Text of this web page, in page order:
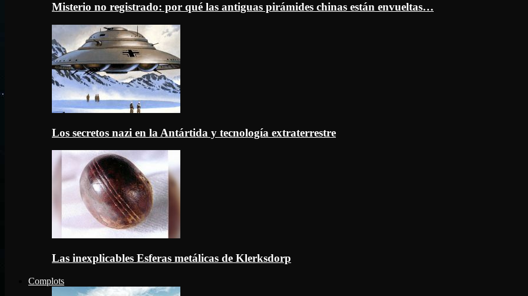
Misterio no registrado: por qué las antiguas pirámides chinas están envueltas…
Los secretos nazi en la Antártida y tecnología extraterrestre
Las inexplicables Esferas metálicas de Klerksdorp
Complots